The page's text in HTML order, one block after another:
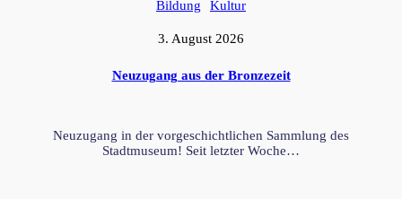
Bildung Kultur
3. August 2026
Neuzugang aus der Bronzezeit
Neuzugang in der vorgeschichtlichen Sammlung des
Stadtmuseum! Seit letzter Woche…